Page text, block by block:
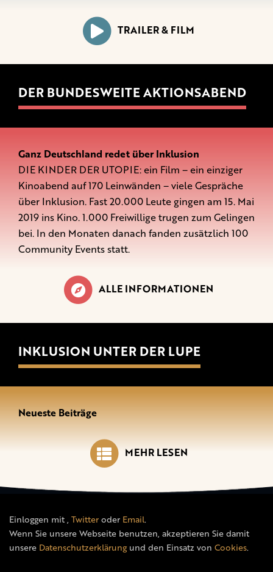
TRAILER & FILM
DER BUNDESWEITE AKTIONSABEND
Ganz Deutschland redet über Inklusion
DIE KINDER DER UTOPIE: ein Film – ein einziger
Kinoabend auf 170 Leinwänden – viele Gespräche
über Inklusion. Fast 20.000 Leute gingen am 15. Mai
2019 ins Kino. 1.000 Freiwillige trugen zum Gelingen
bei. In den Monaten danach fanden zusätzlich 100
Community Events statt.
ALLE INFORMATIONEN
INKLUSION UNTER DER LUPE
Neueste Beiträge
MEHR LESEN
Einloggen mit, Twitteroder Email.
Wenn Sie unsere Webseite benutzen, akzeptieren Sie damit
unsere Datenschutzerklärungund den Einsatz von Cookies.